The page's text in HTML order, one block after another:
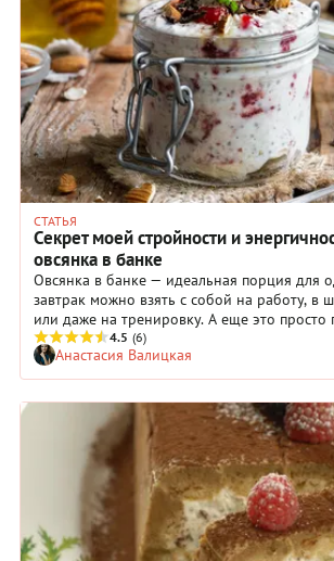
СТАТЬЯ
Секрет моей стройности и
овсянка в банке
Овсянка в банке — идеальная порция для
завтрак можно взять с собой на работу, в
или даже на тренировку. А еще это просто
одной банке запас белка, кальция и
день.
4.5 (6)
Анастасия Валицкая